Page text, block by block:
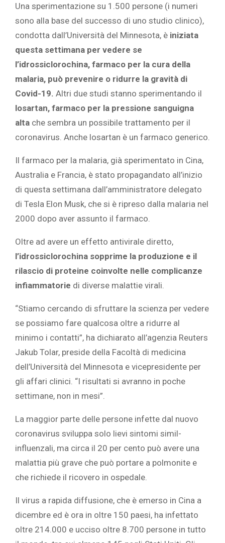
Una sperimentazione su 1.500 persone (i numeri
sono alla base del successo di uno studio clinico),
condotta dall’Università del Minnesota, è iniziata
questa settimana per vedere se
l’idrossiclorochina, farmaco per la cura della
malaria, può prevenire o ridurre la gravità di
Covid-19. Altri due studi stanno sperimentando il
losartan, farmaco per la pressione sanguigna
alta che sembra un possibile trattamento per il
coronavirus. Anche losartan è un farmaco generico.
Il farmaco per la malaria, già sperimentato in Cina,
Australia e Francia, è stato propagandato all’inizio
di questa settimana dall’amministratore delegato
di Tesla Elon Musk, che si è ripreso dalla malaria nel
2000 dopo aver assunto il farmaco.
Oltre ad avere un effetto antivirale diretto,
l’idrossiclorochina sopprime la produzione e il
rilascio di proteine ​​coinvolte nelle complicanze
infiammatorie di diverse malattie virali.
“Stiamo cercando di sfruttare la scienza per vedere
se possiamo fare qualcosa oltre a ridurre al
minimo i contatti”, ha dichiarato all’agenzia Reuters
Jakub Tolar, preside della Facoltà di medicina
dell’Università del Minnesota e vicepresidente per
gli affari clinici. “I risultati si avranno in poche
settimane, non in mesi”.
La maggior parte delle persone infette dal nuovo
coronavirus sviluppa solo lievi sintomi simil-
influenzali, ma circa il 20 per cento può avere una
malattia più grave che può portare a polmonite e
che richiede il ricovero in ospedale.
Il virus a rapida diffusione, che è emerso in Cina a
dicembre ed è ora in oltre 150 paesi, ha infettato
oltre 214.000 e ucciso oltre 8.700 persone in tutto